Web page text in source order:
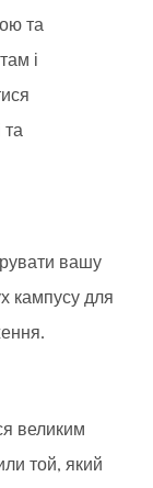
та
і
та
вашу
кампусу для
великим
той, який